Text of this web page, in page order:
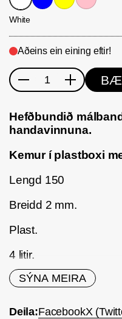
White
Aðeins ein eining eftir!
Magn
Hefðbundið
handavinnuna.
Kemur í plastboxi
Lengd 150
Breidd 2 mm.
Plast.
4 litir.
SÝNA MEIRA
Deila:FacebookX